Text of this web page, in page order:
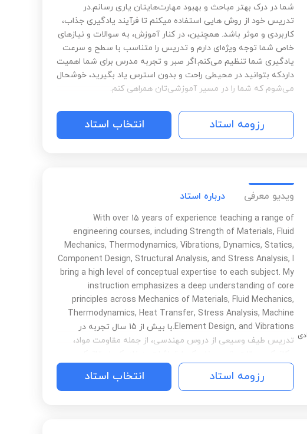
شما در درک بهتر مباحث و بهبود مهارت‌هایتان یاری رسانم.در
تدریس خود از روش هایی استفاده میکنم تا فرآیند یادگیری جذاب،
کاربردی و موثر باشد. همچنین، در کنار آموزش، به سوالات و نیازهای
خاص شما توجه ویژه‌ای دارم و تدریس را متناسب با سطح و سرعت
یادگیری شما تنظیم می‌کنم.اگر صبر و تجربه مدرس برای شما اهمیت
داردکه بتوانید در محیطی راحت و بدون استرس یاد بگیرید، خوشحال
می‌شوم که شما را در مسیر آموزشی‌تان همراهی کنم.
رزومه استاد انتخاب استاد
ویدیو معرفی درباره استاد
With over 15 years of experience teaching a range of
engineering courses, including Strength of Materials, Fluid
Mechanics, Thermodynamics, Vibrations, Dynamics, Statics,
Component Design, Structural Analysis, and Stress Analysis, I
bring a high level of conceptual expertise to each subject. My
instruction emphasizes a deep understanding of core
principles across Mechanics of Materials, Fluid Mechanics,
Thermodynamics, Heat Transfer, Stress Analysis, Machine
Element Design, and Vibrations.با بیش از 15 سال تجربه در
تدریس طیف وسیعی از دروس مهندسی، از جمله مقاومت مواد،
طراحی اجزاء، تجزیه و تحلیل سازه، و تحلیل تنش، سطح بالایی از
تخصص مفهومی را برای هر موضوع به ارمغان می‌آورم. . دستورالعمل
من بر درک عمیق اصول اصلی در مکانیک مواد، مکانیک سیالات،
رزومه استاد انتخاب استاد